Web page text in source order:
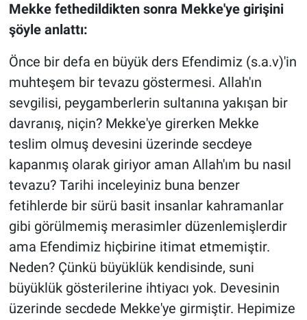
Mekke fethedildikten sonra Mekke'ye girişini
şöyle anlattı:
Önce bir defa en büyük ders Efendimiz (s.a.v)'in
muhteşem bir tevazu göstermesi. Allah'ın
sevgilisi, peygamberlerin sultanına yakışan bir
davranış, niçin? Mekke'ye girerken Mekke
teslim olmuş devesini üzerinde secdeye
kapanmış olarak giriyor aman Allah'ım bu nasıl
tevazu? Tarihi inceleyiniz buna benzer
fetihlerde bir sürü basit insanlar kahramanlar
gibi görülmemiş merasimler düzenlemişlerdir
ama Efendimiz hiçbirine itimat etmemiştir.
Neden? Çünkü büyüklük kendisinde, suni
büyüklük gösterilerine ihtiyacı yok. Devesinin
üzerinde secdede Mekke'ye girmiştir. Hepimize